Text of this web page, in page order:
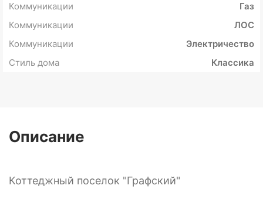
Коммуникации
Газ
Коммуникации
ЛОС
Коммуникации
Электричество
Стиль дома
Классика
Описание
Коттеджный поселок "Графский"